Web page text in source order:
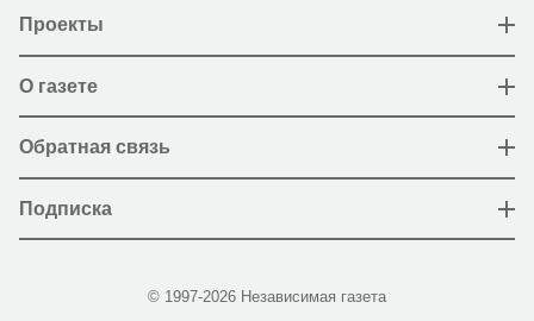
Проекты
О газете
Обратная связь
Подписка
© 1997-2026 Независимая газета